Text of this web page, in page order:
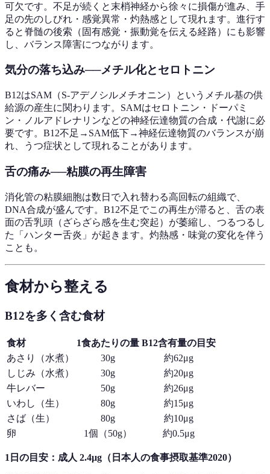
可欠です。不足が続くと末梢神経から徐々に損傷が進み、手
足の先のしびれ・感覚異常・灼熱感として現れます。進行す
ると脊髄の後索（固有感覚・振動覚を伝える経路）にも影響
し、バランス障害につながります。
気分の落ち込み──メチル化とセロトニン
B12はSAM（S-アデノシルメチオニン）というメチル基の供
給源の産生に関わります。SAMはセロトニン・ドーパミ
ン・ノルアドレナリンなどの神経伝達物質の合成・代謝に必
要です。B12不足→SAM低下→神経伝達物質のバランスが崩
れ、うつ症状として現れることがあります。
舌の痛み──粘膜の再生障害
消化管の粘膜細胞は数日で入れ替わる高回転の組織で、
DNA合成が盛んです。B12不足でこの再生が滞ると、舌の表
面の舌乳頭（ざらざら感を生む突起）が萎縮し、つるつるし
た「ハンター舌炎」が起きます。灼熱感・味覚の変化を伴う
ことも。
食材から整える
B12を多く含む食材
食材 1食あたりの量 B12含有量の目安
あさり（水煮）
30g
約62μg
しじみ（水煮）
30g
約20μg
牛レバー
50g
約26μg
いわし（生）
80g
約15μg
さば（生）
80g
約10μg
卵
1個（50g） 約0.5μg
1日の目安：成人 2.4μg（日本人の食事摂取基準2020）